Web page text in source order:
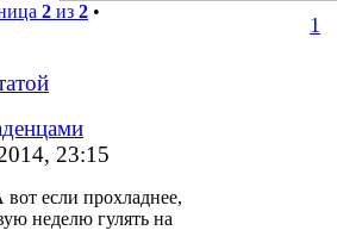
2 из 2 •
1
23:15
вот если прохладнее,
неделю гулять на